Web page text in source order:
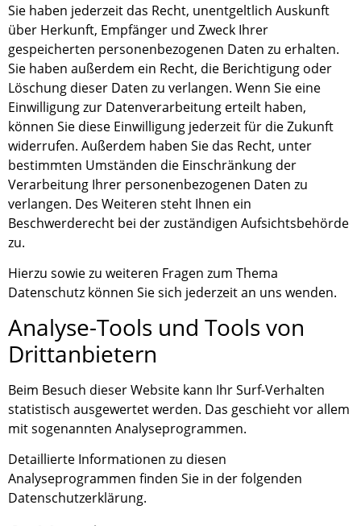
Sie haben jederzeit das Recht, unentgeltlich Auskunft
über Herkunft, Empfänger und Zweck Ihrer
gespeicherten personenbezogenen Daten zu erhalten.
Sie haben außerdem ein Recht, die Berichtigung oder
Löschung dieser Daten zu verlangen. Wenn Sie eine
Einwilligung zur Datenverarbeitung erteilt haben,
können Sie diese Einwilligung jederzeit für die Zukunft
widerrufen. Außerdem haben Sie das Recht, unter
bestimmten Umständen die Einschränkung der
Verarbeitung Ihrer personenbezogenen Daten zu
verlangen. Des Weiteren steht Ihnen ein
Beschwerderecht bei der zuständigen Aufsichtsbehörde
zu.
Hierzu sowie zu weiteren Fragen zum Thema
Datenschutz können Sie sich jederzeit an uns wenden.
Analyse-Tools und Tools von
Dritt­anbietern
Beim Besuch dieser Website kann Ihr Surf-Verhalten
statistisch ausgewertet werden. Das geschieht vor allem
mit sogenannten Analyseprogrammen.
Detaillierte Informationen zu diesen
Analyseprogrammen finden Sie in der folgenden
Datenschutzerklärung.